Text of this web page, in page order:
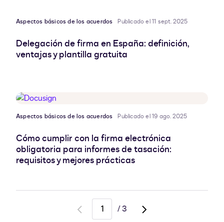
Aspectos básicos de los acuerdos Publicado el 11 sept. 2025
Delegación de firma en España: definición,
ventajas y plantilla gratuita
Aspectos básicos de los acuerdos Publicado el 19 ago. 2025
Cómo cumplir con la firma electrónica
obligatoria para informes de tasación:
requisitos y mejores prácticas
Go
/3
Go